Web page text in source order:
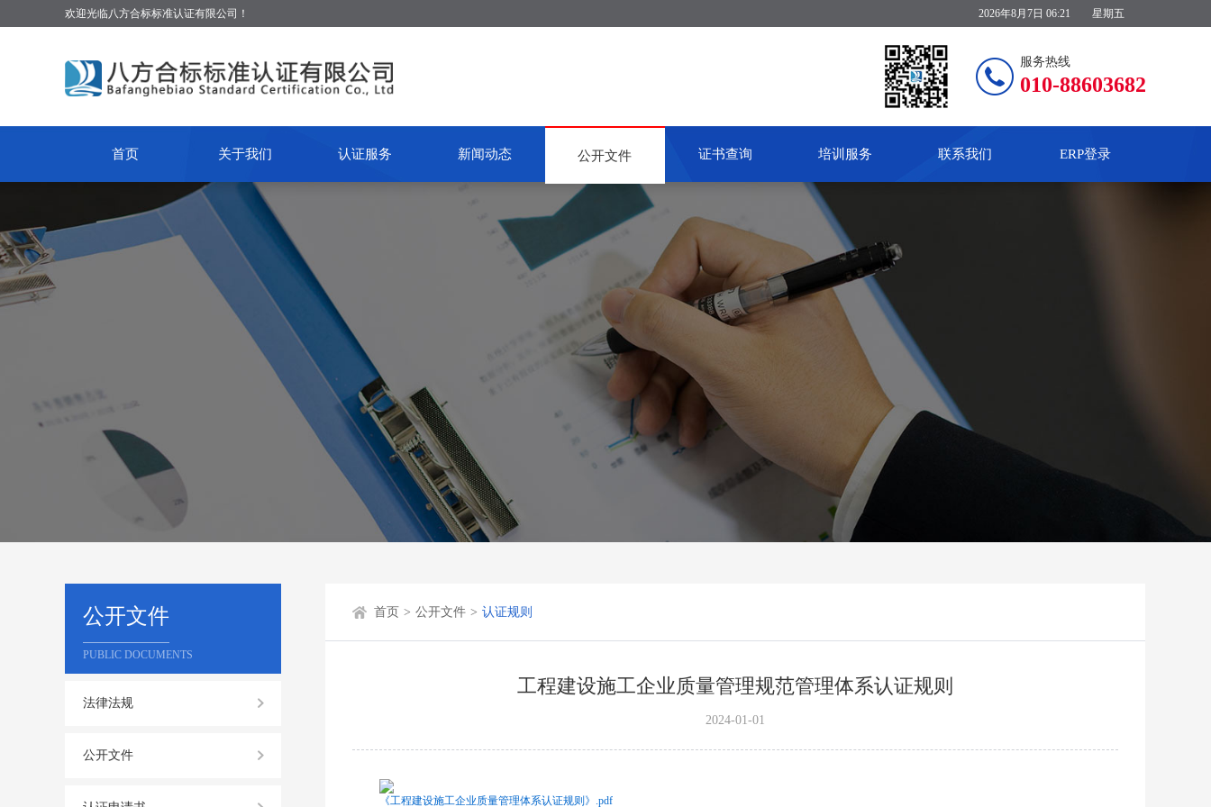
欢迎光临八方合标标准认证有限公司！ 星期五
2026年8月7日 06:21
服务热线
010-88603682
首页 关于我们 认证服务 新闻动态 公开文件 证书查询 培训服务 联系我们 ERP登录
公开文件
PUBLIC DOCUMENTS
法律法规
公开文件
首页 > 公开文件 > 认证规则
工程建设施工企业质量管理规范管理体系认证规则
2024-01-01
《工程建设施工企业质量管理体系认证规则》.pdf